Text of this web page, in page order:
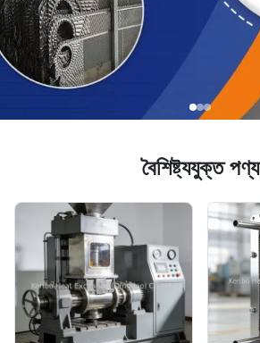
বৈশিষ্ট্যযুক্ত পণ্য